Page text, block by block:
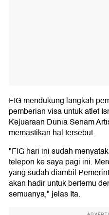
FIG mendukung langkah
pemberian visa untuk atlet
Kejuaraan Dunia Senam
memastikan hal tersebut.
"FIG hari ini sudah
telepon ke saya pagi ini.
yang sudah diambil
akan hadir untuk bertemu
semuanya," jelas Ita.